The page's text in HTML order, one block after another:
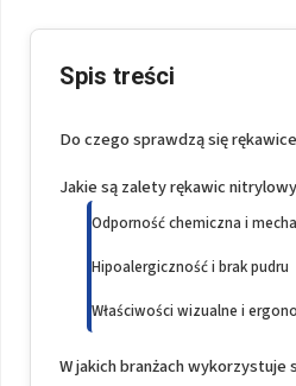
Spis treści
Do czego sprawdzą się
Jakie są zalety rękawic
Odporność chemiczna i
Hipoalergiczność i brak pudru
Właściwości wizualne i
W jakich branżach